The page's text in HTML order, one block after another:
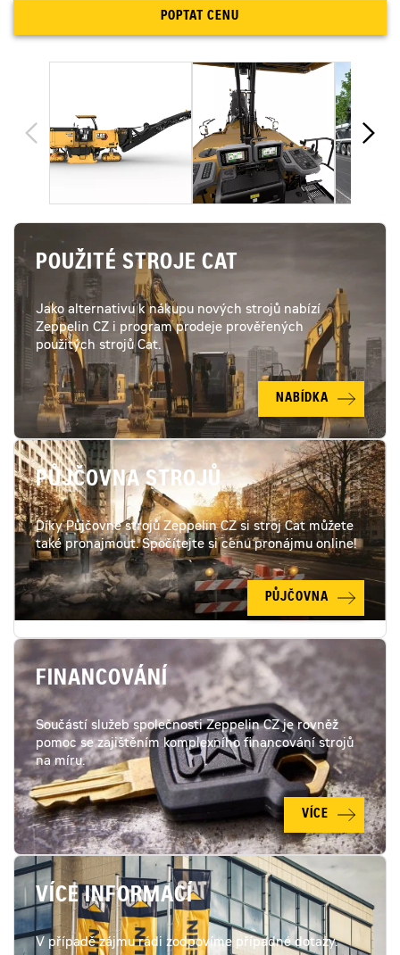
POPTAT CENU
POUŽITÉ STROJE CAT
Jako alternativu k nákupu nových strojů nabízí
Zeppelin CZ i program prodeje prověřených
použitých strojů Cat.
NABÍDKA
PŮJČOVNA STROJŮ
Díky Půjčovně strojů Zeppelin CZ si stroj Cat můžete
také pronajmout. Spočítejte si cenu pronájmu online!
PŮJČOVNA
FINANCOVÁNÍ
Součástí služeb společnosti Zeppelin CZ je rovněž
pomoc se zajištěním komplexního financování strojů
na míru.
VÍCE
VÍCE INFORMACÍ
V případě zájmu rádi zodpovíme případné dotazy.